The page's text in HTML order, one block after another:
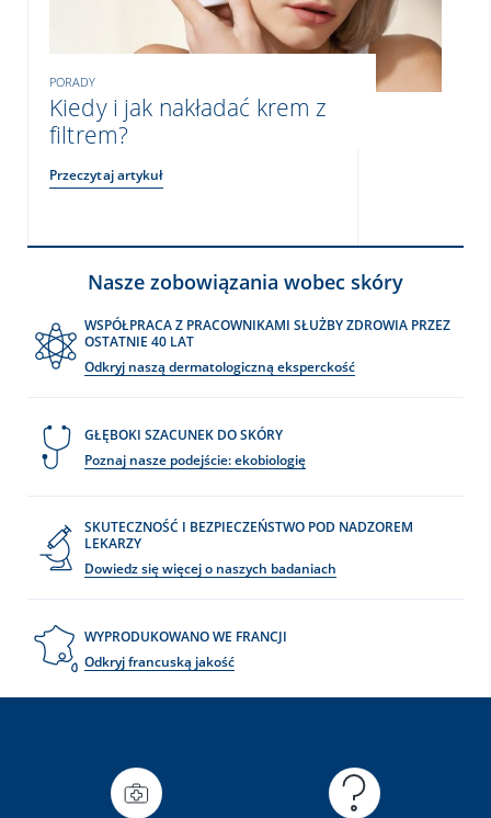
PORADY
Kiedy i jak nakładać krem z
filtrem?
Przeczytaj artykuł
Nasze zobowiązania wobec skóry
WSPÓŁPRACA Z PRACOWNIKAMI SŁUŻBY ZDROWIA PRZEZ
OSTATNIE 40 LAT
Odkryj naszą dermatologiczną eksperckość
GŁĘBOKI SZACUNEK DO SKÓRY
Poznaj nasze podejście: ekobiologię
SKUTECZNOŚĆ I BEZPIECZEŃSTWO POD NADZOREM
LEKARZY
Dowiedz się więcej o naszych badaniach
WYPRODUKOWANO WE FRANCJI
Odkryj francuską jakość